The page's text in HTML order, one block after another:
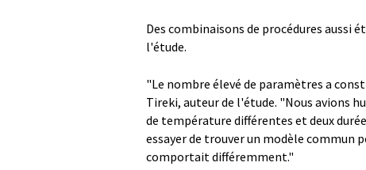
Des combinaisons de procédures aussi
l'étude.
"Le nombre élevé de paramètres a
Tireki, auteur de l'étude. "Nous avions
de température différentes et deux
essayer de trouver un modèle commun
comportait différemment."